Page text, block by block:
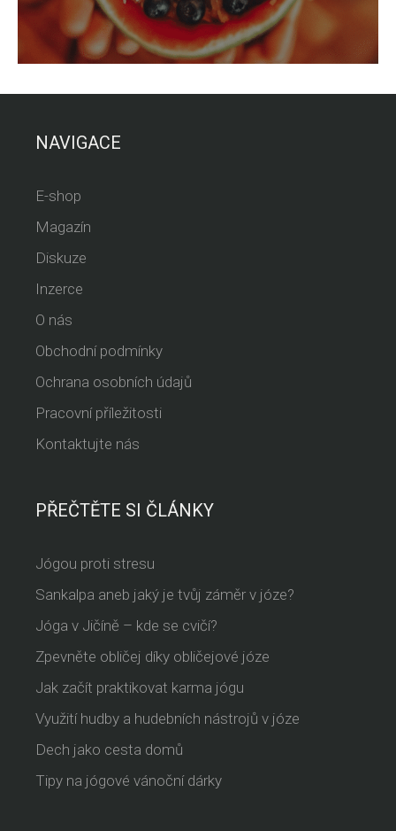
NAVIGACE
E-shop
Magazín
Diskuze
Inzerce
O nás
Obchodní podmínky
Ochrana osobních údajů
Pracovní příležitosti
Kontaktujte nás
PŘEČTĚTE SI ČLÁNKY
Jógou proti stresu
Sankalpa aneb jaký je tvůj záměr v józe?
Jóga v Jičíně – kde se cvičí?
Zpevněte obličej díky obličejové józe
Jak začít praktikovat karma jógu
Využití hudby a hudebních nástrojů v józe
Dech jako cesta domů
Tipy na jógové vánoční dárky